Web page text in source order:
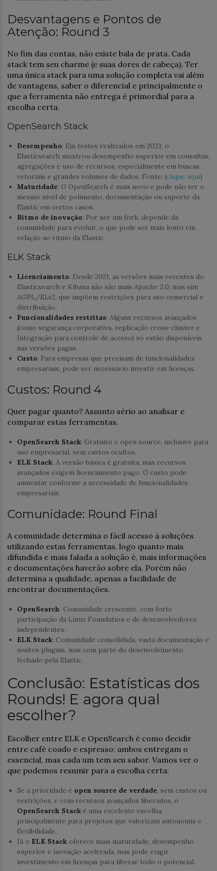
Desvantagens e Pontos de
Atenção: Round 3
No fim das contas, não existe bala de prata. Cada
stack tem seu charme (e suas dores de cabeça). Ter
uma única stack para uma solução completa vai além
de vantagens, saber o diferencial e principalmente o
que a ferramenta não entrega é primordial para a
escolha certa.
OpenSearch Stack
Desempenho: Em testes realizados em 2023, o
Elasticsearch mostrou desempenho superior em consultas,
agregações e uso de recursos, especialmente em buscas
vetoriais e grandes volumes de dados. Fonte: (clique aqui)
Maturidade: O OpenSearch é mais novo e pode não ter o
mesmo nível de polimento, documentação ou suporte da
Elastic em certos casos.
Ritmo de inovação: Por ser um fork, depende da
comunidade para evoluir, o que pode ser mais lento em
relação ao ritmo da Elastic.
ELK Stack
Licenciamento: Desde 2021, as versões mais recentes do
Elasticsearch e Kibana não são mais Apache 2.0, mas sim
AGPL/ELv2, que impõem restrições para uso comercial e
distribuição.
Funcionalidades restritas: Alguns recursos avançados
(como segurança corporativa, replicação cross-cluster e
Integração para controle de acesso) só estão disponíveis
nas versões pagas.
Custo: Para empresas que precisam de funcionalidades
empresariais, pode ser necessário investir em licenças.
Custos: Round 4
Quer pagar quanto? Assunto sério ao analisar e
comparar estas ferramentas.
OpenSearch Stack: Gratuito e open source, inclusive para
uso empresarial, sem custos ocultos.
ELK Stack: A versão básica é gratuita, mas recursos
avançados exigem licenciamento pago. O custo pode
aumentar conforme a necessidade de funcionalidades
empresariais.
Comunidade: Round Final
A comunidade determina o fácil acesso à soluções
utilizando estas ferramentas, logo quanto mais
difundida e mais falada a solução é, mais informações
e documentações haverão sobre ela. Porém não
determina a qualidade, apenas a facilidade de
encontrar documentações.
OpenSearch: Comunidade crescente, com forte
participação da Linux Foundation e de desenvolvedores
independentes.
ELK Stack: Comunidade consolidada, vasta documentação e
muitos plugins, mas com parte do desenvolvimento
fechado pela Elastic.
Conclusão: Estatísticas dos
Rounds! E agora qual
escolher?
Escolher entre ELK e OpenSearch é como decidir
entre café coado e espresso: ambos entregam o
essencial, mas cada um tem seu sabor. Vamos ver o
que podemos resumir para a escolha certa:
Se a prioridade é open source de verdade, sem custos ou
restrições, e com recursos avançados liberados, o
OpenSearch Stack é uma excelente escolha,
principalmente para projetos que valorizam autonomia e
flexibilidade.
Já o ELK Stack oferece mais maturidade, desempenho
superior e inovação acelerada, mas pode exigir
investimento em licenças para liberar todo o potencial.